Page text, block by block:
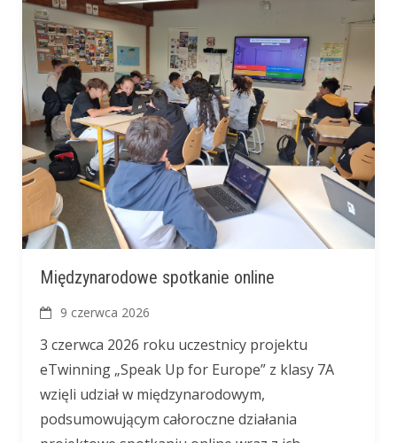
Międzynarodowe spotkanie online
9 czerwca 2026
3 czerwca 2026 roku uczestnicy projektu
eTwinning „Speak Up for Europe” z klasy 7A
wzięli udział w międzynarodowym,
podsumowującym całoroczne działania